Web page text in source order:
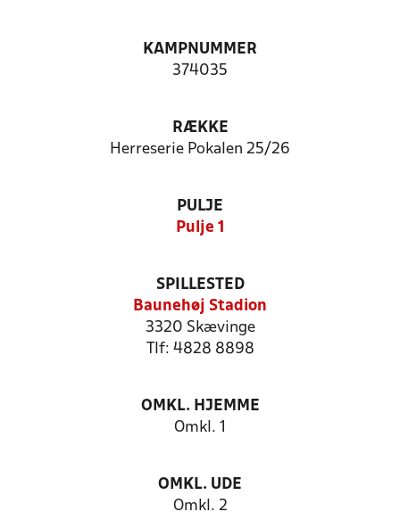
KAMPNUMMER
374035
RÆKKE
Herreserie Pokalen 25/26
PULJE
Pulje 1
SPILLESTED
Baunehøj Stadion
3320 Skævinge
Tlf: 4828 8898
OMKL. HJEMME
Omkl. 1
OMKL. UDE
Omkl. 2